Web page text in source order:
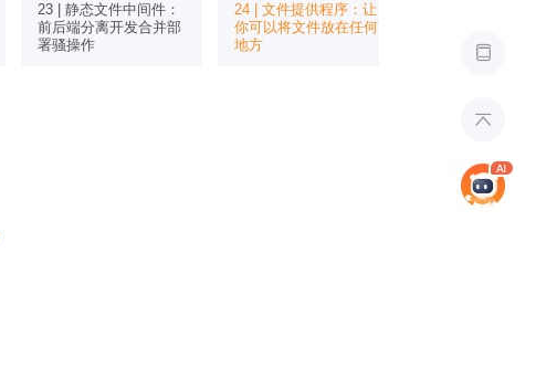


23 | 静态文件中间件：
前后端分离开发合并部
署骚操作
24 | 文件提供程序：让
你可以将文件放在任何
地方